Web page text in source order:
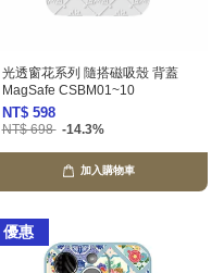
光透窗花系列 隨搭磁吸殼 背蓋
MagSafe CSBM01~10
NT$ 598
NT$ 698 -14.3%
加入購物車
優惠